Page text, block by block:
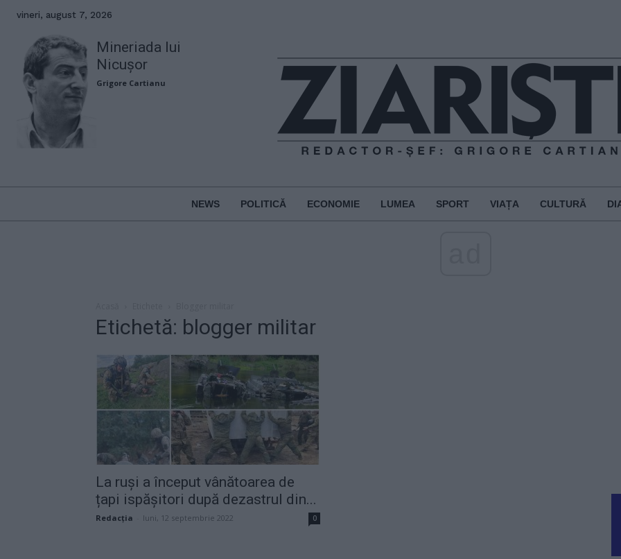
vineri, august 7, 2026
Mineriada lui
Nicușor
Grigore Cartianu
NEWS POLITICĂ ECONOMIE LUMEA SPORT VIAȚA CULTURĂ
Etichetă: blogger militar
La ruși a început vânătoarea de
țapi ispășitori după dezastrul din...
Redacţia luni, 12 septembrie 2022 0